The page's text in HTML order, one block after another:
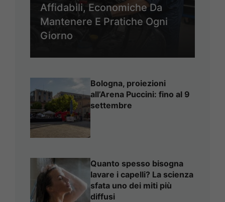
Affidabili, Economiche Da
Mantenere E Pratiche Ogni
Giorno
Bologna, proiezioni
all’Arena Puccini: fino al 9
settembre
Quanto spesso bisogna
lavare i capelli? La scienza
sfata uno dei miti più
diffusi